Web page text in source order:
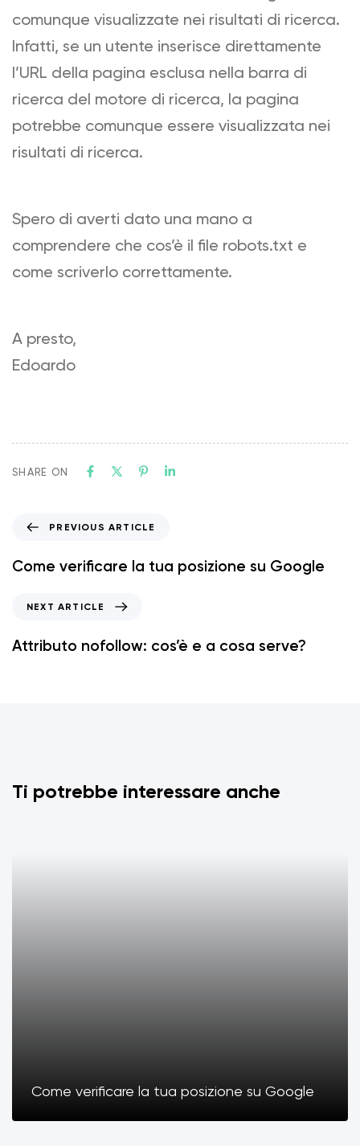
comunque visualizzate nei risultati di ricerca.
Infatti, se un utente inserisce direttamente
l’URL della pagina esclusa nella barra di
ricerca del motore di ricerca, la pagina
potrebbe comunque essere visualizzata nei
risultati di ricerca.
Spero di averti dato una mano a
comprendere che cos’è il file robots.txt e
come scriverlo correttamente.
A presto,
Edoardo
SHARE ON
PREVIOUS ARTICLE
Come verificare la tua posizione su Google
NEXT ARTICLE
Attributo nofollow: cos’è e a cosa serve?
Ti potrebbe interessare anche
Come verificare la tua posizione su Google